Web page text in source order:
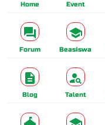
Home Event
Forum Beasiswa
Blog Talent